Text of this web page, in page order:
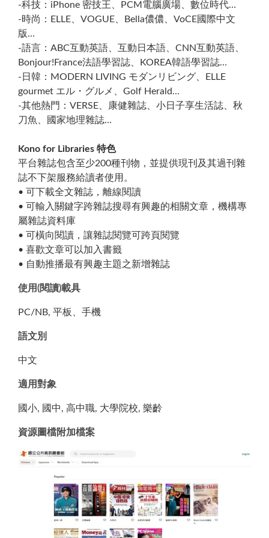
-科技：iPhone 密技王、PCM電腦廣場、數位時代…
-時尚：ELLE、VOGUE、Bella儂儂、VoCE國際中文
版…
-語言：ABC互動英語、互動日本語、CNN互動英語、
Bonjour!France法語學習誌、KOREA韓語學習誌…
-日韓：MODERN LIVING モダンリビング、ELLE
gourmet エル・グルメ、Golf Herald…
-其他熱門：VERSE、康健雜誌、小日子享生活誌、秋
刀魚、國家地理雜誌…
Kono for Libraries 特色
平台雜誌包含至少200種刊物，並提供現刊及其過刊雜
誌不下架服務給讀者使用。
• 可下載全文雜誌，離線閱讀
• 可輸入關鍵字跨雜誌搜尋有興趣的相關文章，機構專
屬雜誌資料庫
• 可橫向閱讀，讓雜誌閱覽可跨頁閱覽
• 喜歡文章可以加入書籤
• 自動推播最有興趣主題之新增雜誌
使用(閱讀)載具
PC/NB, 平板、手機
語文別
中文
適用對象
國小, 國中, 高中職, 大學院校, 樂齡
資源圖檔附加檔案